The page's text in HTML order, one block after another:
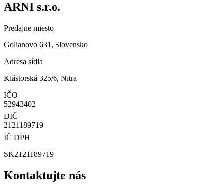
ARNI s.r.o.
Predajne miesto
Golianovo 631, Slovensko
Adresa sídla
Kláštorská 325/6, Nitra
IČO
52943402
DIČ
2121189719
IČ DPH
SK2121189719
Kontaktujte nás